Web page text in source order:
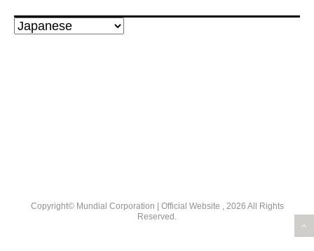
Copyright© Mundial Corporation | Official Website , 2026 All Rights
Reserved.